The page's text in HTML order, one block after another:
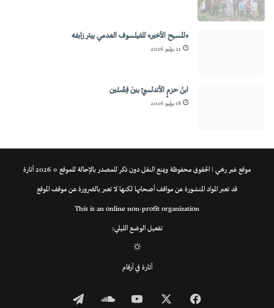
«المسيح الأخير» للفيلسوف العدمي بيتر زابفه
21 يوليو 2026
ابنُ حزمٍ الأندلسيِّ بينَ قِصَّتَين
18 يوليو 2026
موقع غير ربحي | الحقوق محفوظة ويمنع النقل دون ذكر للمصدر بالإحالة للموقع © 2026 أثارة
قد تعبر المواد المنشورة عن مواقف أصحابها لكنها لا تعبر بالضرورة عن موقف الموقع
This is an online non-profit organization
تفعيل الوضع الليلي:
المظلم
أثارة في أرقام
فيسبوك ‫YouTubeساوند